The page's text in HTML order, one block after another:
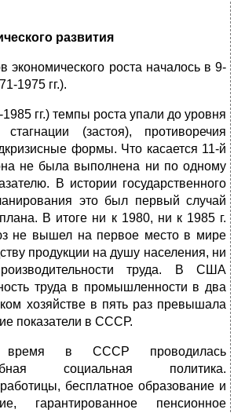
развития
экономического роста началось в 9-
1975 гг.).
гг.) темпы роста упали до уровня
стагнации (застоя), противоречия
формы. Что касается 11-й
не была выполнена ни по одному
В истории государственного
это был первый случай
В итоге ни к 1980, ни к 1985 г.
не вышел на первое место в мире
продукции на душу населения, ни
труда. В США
труда в промышленности в два
хозяйстве в пять раз превышала
показатели в СССР.
в СССР проводилась
социальная политика.
бесплатное образование и
гарантированное пенсионное